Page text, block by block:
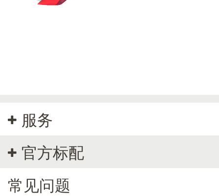
服务
官方标配
常见问题